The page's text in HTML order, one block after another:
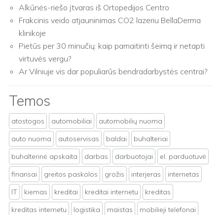
Alkūnės-riešo įtvaras iš Ortopedijos Centro
Frakcinis veido atjauninimas CO2 lazeriu BellaDerma
klinikoje
Pietūs per 30 minučių: kaip pamaitinti šeimą ir netapti
virtuvės vergu?
Ar Vilniuje vis dar populiarūs bendradarbystės centrai?
Temos
atostogos automobiliai
automobilių nuoma
auto nuoma
autoservisas baldai
buhalteriai
buhalterinė apskaita
darbas darbuotojai
el. parduotuvė
finansai
greitos paskolos grožis interjeras
internetas
IT
kiemas kreditai kreditai internetu
kreditas
kreditas internetu
logistika maistas
mobilieji telefonai